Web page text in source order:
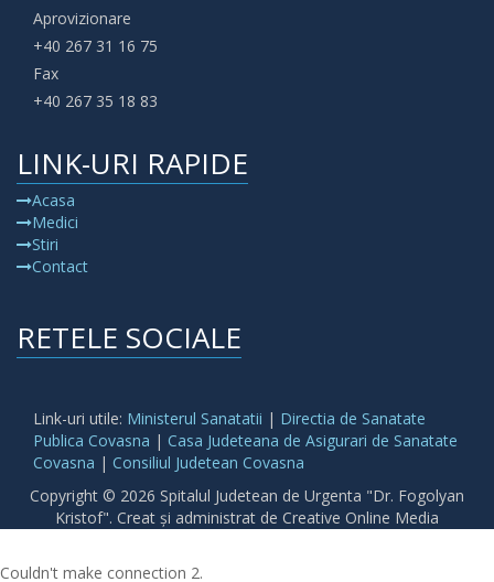
Aprovizionare
+40 267 31 16 75
Fax
+40 267 35 18 83
LINK-URI RAPIDE
Acasa
Medici
Stiri
Contact
RETELE SOCIALE
Link-uri utile: Ministerul Sanatatii | Directia de Sanatate
Publica Covasna | Casa Judeteana de Asigurari de Sanatate
Covasna | Consiliul Judetean Covasna
Copyright © 2026 Spitalul Judetean de Urgenta "Dr. Fogolyan
Kristof". Creat și administrat de Creative Online Media
Couldn't make connection 2.